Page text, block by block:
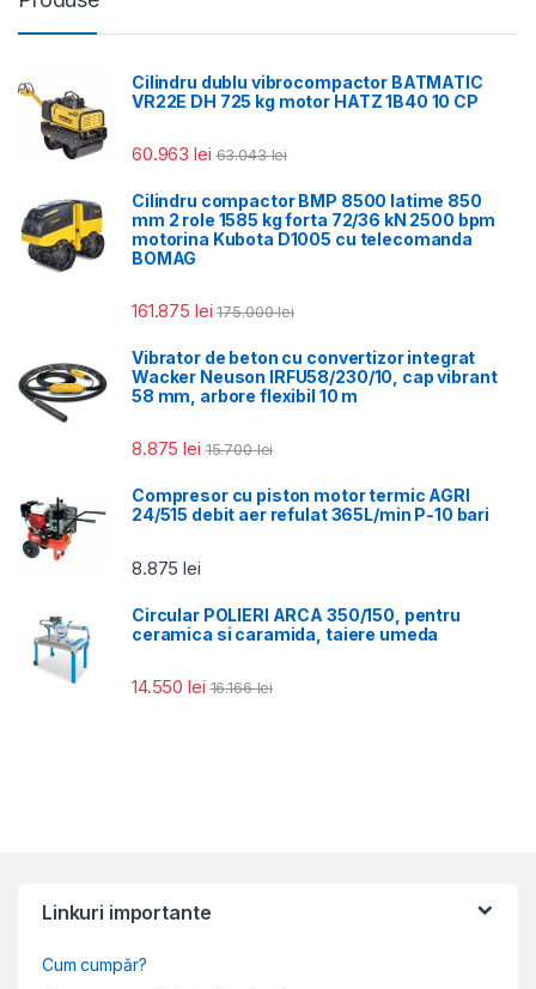
Cilindru dublu vibrocompactor BATMATIC
VR22E DH 725 kg motor HATZ 1B40 10 CP
60.963lei 63.043lei
Cilindru compactor BMP 8500 latime 850
mm 2 role 1585 kg forta 72/36 kN 2500 bpm
motorina Kubota D1005 cu telecomanda
BOMAG
161.875 lei 175.000lei
Vibrator de beton cu convertizor integrat
Wacker Neuson IRFU58/230/10, cap vibrant
58 mm, arbore flexibil 10 m
8.875lei 15.700lei
Compresor cu piston motor termic AGRI
24/515 debit aer refulat 365L/min P-10 bari
8.875lei
Circular POLIERI ARCA 350/150, pentru
ceramica si caramida, taiere umeda
14.550lei 16.166lei
Linkuri importante
Cum cumpăr?